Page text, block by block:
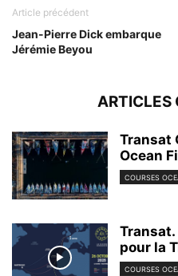
Article précédent
Jean-Pierre Dick embarque
Jérémie Beyou
ARTICLES
Transat
Ocean
COURSES
pour la
COURSES